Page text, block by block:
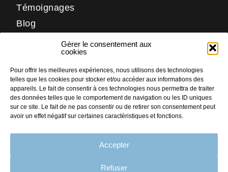
Gérer le consentement aux
cookies
Pour offrir les meilleures expériences, nous utilisons des technologies
telles que les cookies pour stocker et/ou accéder aux informations des
appareils. Le fait de consentir à ces technologies nous permettra de traiter
des données telles que le comportement de navigation ou les ID uniques
sur ce site. Le fait de ne pas consentir ou de retirer son consentement peut
avoir un effet négatif sur certaines caractéristiques et fonctions.
Accepter
Refuser
Témoignages
Blog
LinkedIn
Facebook
Instagram
PLAN DU SITE
MENTIONS LÉGALES